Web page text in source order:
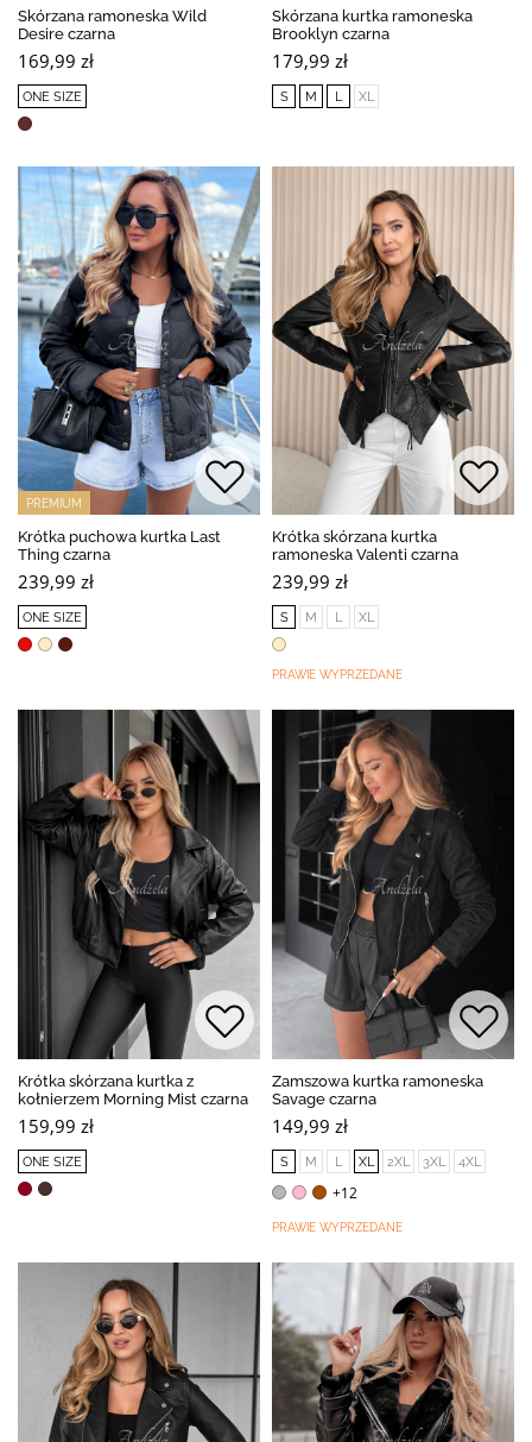
Skórzana ramoneska Wild
Desire czarna
169,99 zł
ONE SIZE
Skórzana kurtka ramoneska
Brooklyn czarna
179,99 zł
S M L XL
PREMIUM
Krótka puchowa kurtka Last
Thing czarna
239,99 zł
ONE SIZE
Krótka skórzana kurtka
ramoneska Valenti czarna
239,99 zł
S M L XL
PRAWIE WYPRZEDANE
Krótka skórzana kurtka z
kołnierzem Morning Mist czarna
159,99 zł
ONE SIZE
Zamszowa kurtka ramoneska
Savage czarna
149,99 zł
S M L XL 2XL 3XL 4XL
+12
PRAWIE WYPRZEDANE